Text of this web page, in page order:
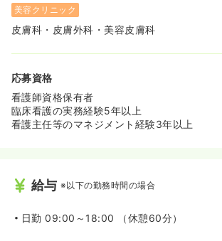
美容クリニック
皮膚科・皮膚外科・美容皮膚科
応募資格
看護師資格保有者
臨床看護の実務経験5年以上
看護主任等のマネジメント経験3年以上
給与 ※以下の勤務時間の場合
日勤 09:00～18:00 （休憩60分）